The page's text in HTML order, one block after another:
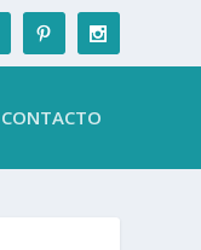
CONTACTO